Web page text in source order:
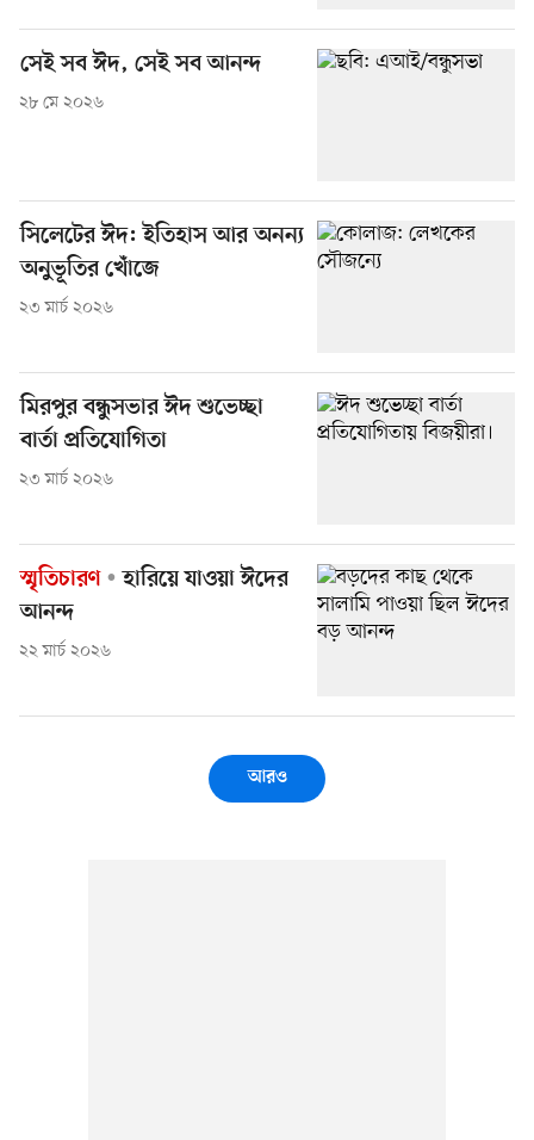
সেই সব ঈদ, সেই সব আনন্দ
২৮ মে ২০২৬
সিলেটের ঈদ: ইতিহাস আর অনন্য
অনুভূতির খোঁজে
২৩ মার্চ ২০২৬
মিরপুর বন্ধুসভার ঈদ শুভেচ্ছা
বার্তা প্রতিযোগিতা
২৩ মার্চ ২০২৬
স্মৃতিচারণ
হারিয়ে যাওয়া ঈদের
আনন্দ
২২ মার্চ ২০২৬
আরও